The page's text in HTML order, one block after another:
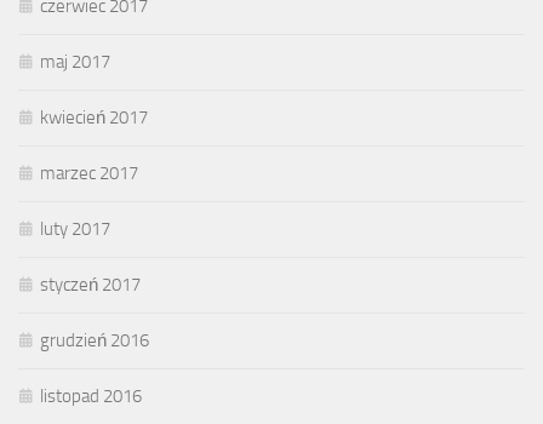
czerwiec 2017
maj 2017
kwiecień 2017
marzec 2017
luty 2017
styczeń 2017
grudzień 2016
listopad 2016